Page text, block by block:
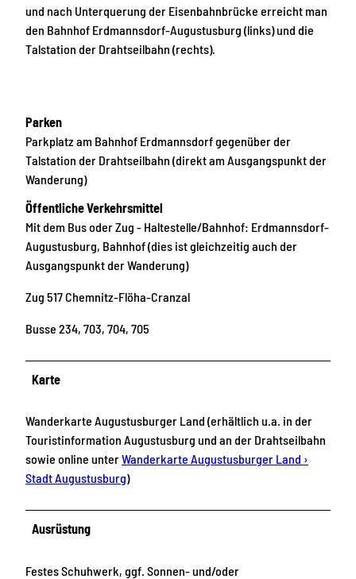
und nach Unterquerung der Eisenbahnbrücke erreicht man
den Bahnhof Erdmannsdorf-Augustusburg (links) und die
Talstation der Drahtseilbahn (rechts).
Parken
Parkplatz am Bahnhof Erdmannsdorf gegenüber der
Talstation der Drahtseilbahn (direkt am Ausgangspunkt der
Wanderung)
Öffentliche Verkehrsmittel
Mit dem Bus oder Zug - Haltestelle/Bahnhof: Erdmannsdorf-
Augustusburg, Bahnhof (dies ist gleichzeitig auch der
Ausgangspunkt der Wanderung)
Zug 517 Chemnitz-Flöha-Cranzal
Busse 234, 703, 704, 705
Karte
Wanderkarte Augustusburger Land (erhältlich u.a. in der
Touristinformation Augustusburg und an der Drahtseilbahn
sowie online unterWanderkarte Augustusburger Land ›
Stadt Augustusburg)
Ausrüstung
Festes Schuhwerk, ggf. Sonnen- und/oder